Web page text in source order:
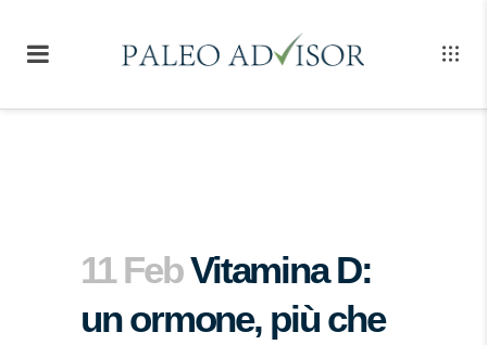
11 FebVitamina D:
un ormone, più che